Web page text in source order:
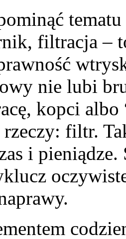
filtracja –
nie lubi
kopci albo
filtr.
i